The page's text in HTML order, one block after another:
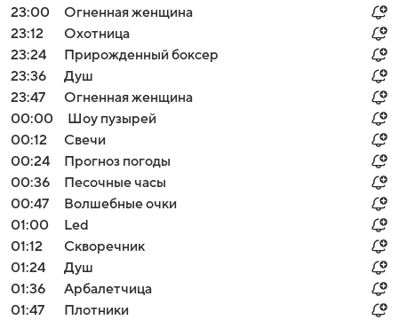
23:00
Огненная женщина
23:12
Охотница
23:24
Прирожденный боксер
23:36
Душ
23:47
Огненная женщина
00:00
Шоу пузырей
00:12
Свечи
00:24
Прогноз погоды
00:36
Песочные часы
00:47
Волшебные очки
01:00
Led
01:12
Скворечник
01:24
Душ
01:36
Арбалетчица
01:47
Плотники